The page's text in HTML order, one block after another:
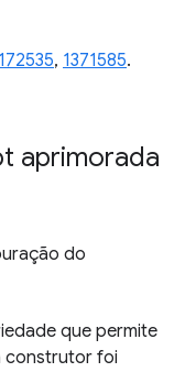
, 1371585.
aprimorada
do
que permite
construtor foi